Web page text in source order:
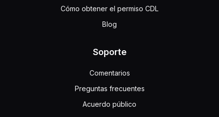
Cómo obtener el permiso CDL
Blog
Soporte
Comentarios
Preguntas frecuentes
Acuerdo público